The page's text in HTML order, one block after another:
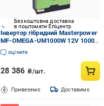
Безкоштовна доставка
в поштомати Епіцентр
Інвертор гібридний Masterpower
MF-OMEGA-UM1000W 12V 1000
Вт (MF-OME-UM1KVA)
оцінити
28 386 ₴/шт.
Привеземо Доставимо